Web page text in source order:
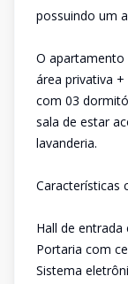
possuindo um
O apartamento
área privativa
com 03
sala de estar
lavanderia.
Características
Hall de
Portaria com
Sistema